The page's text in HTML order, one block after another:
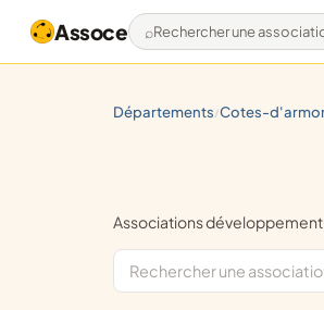
Assoce Rechercher une
départements/ cotes-
Associations